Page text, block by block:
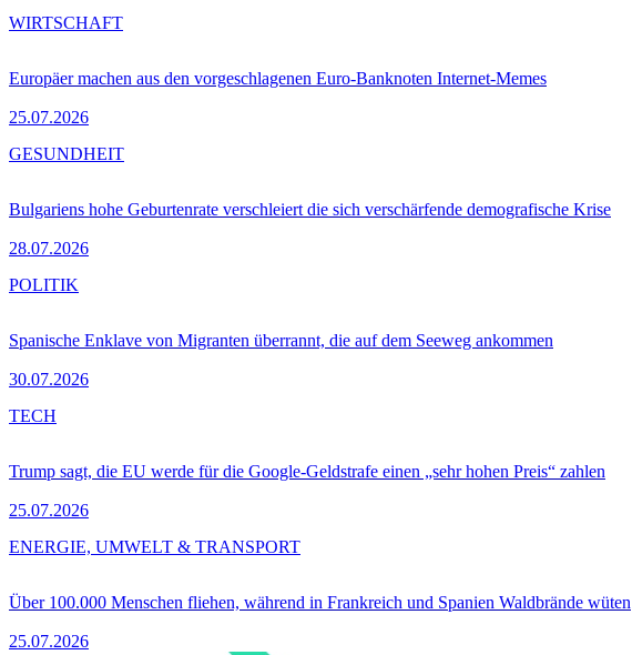
Europäer machen aus den vorgeschlagenen Euro-Banknoten Internet-Memes
25.07.2026
WIRTSCHAFT
Bulgariens hohe Geburtenrate verschleiert die sich verschärfende demografische Krise
28.07.2026
GESUNDHEIT
Spanische Enklave von Migranten überrannt, die auf dem Seeweg ankommen
30.07.2026
POLITIK
Trump sagt, die EU werde für die Google-Geldstrafe einen „sehr hohen Preis“ zahlen
25.07.2026
TECH
Über 100.000 Menschen fliehen, während in Frankreich und Spanien Waldbrände wüten
25.07.2026
ENERGIE, UMWELT & TRANSPORT